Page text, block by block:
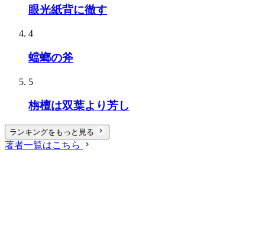
眼光紙背に徹す
4
蟷螂の斧
5
栴檀は双葉より芳し
ランキングをもっと見る
著者一覧はこちら